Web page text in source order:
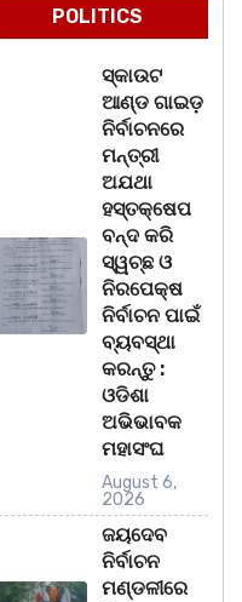
POLITICS
ସ୍କାଉଟ
ଆଣ୍ଡ ଗାଇଡ଼
ନିର୍ବାଚନରେ
ମନ୍ତ୍ରୀ
ଅଯଥା
ହସ୍ତକ୍ଷେପ
ବନ୍ଦ କରି
ସ୍ୱଚ୍ଛ ଓ
ନିରପେକ୍ଷ
ନିର୍ବାଚନ ପାଇଁ
ବ୍ୟବସ୍ଥା
କରନ୍ତୁ :
ଓଡିଶା
ଅଭିଭାବକ
ମହାସଂଘ
August 6,
2026
ଜୟଦେବ
ନିର୍ବାଚନ
ମଣ୍ଡଳୀରେ